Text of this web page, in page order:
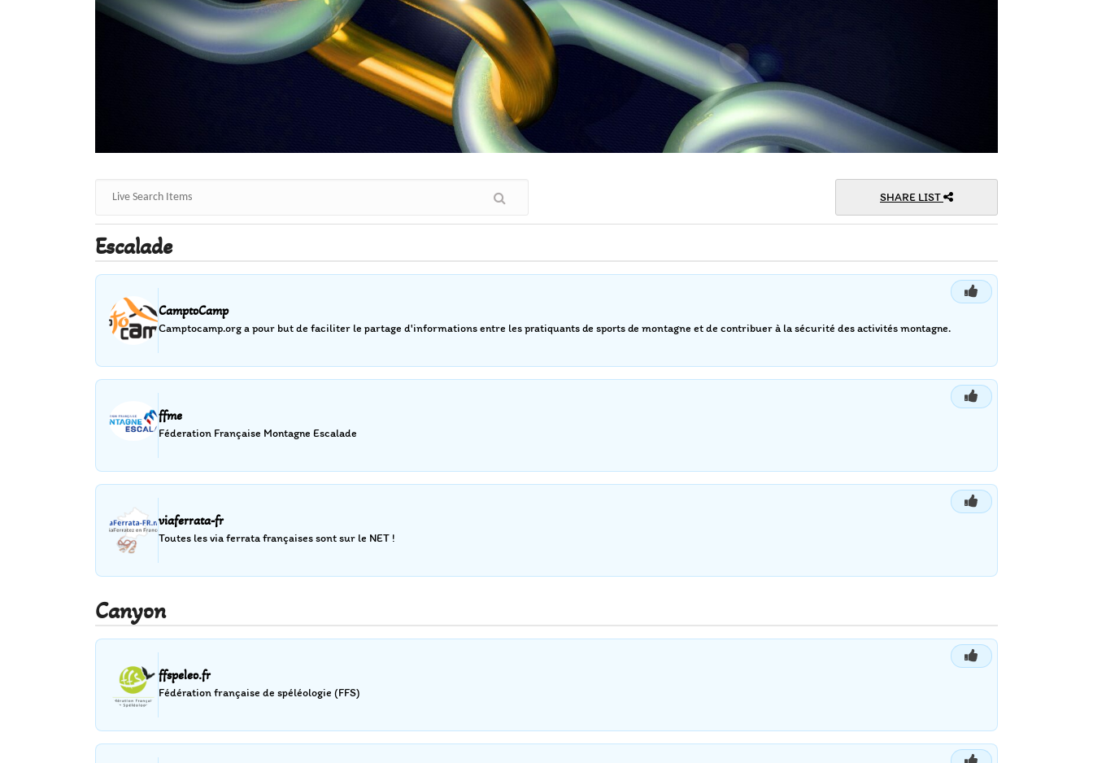
SHARE LIST
Escalade
CamptoCamp
Camptocamp.org a pour but de faciliter le partage d'informations entre les pratiquants de sports de montagne et de contribuer à la sécurité des activités montagne.
ffme
Féderation Française Montagne Escalade
viaferrata-fr
Toutes les via ferrata françaises sont sur le NET !
Canyon
ffspeleo.fr
Fédération française de spéléologie (FFS)